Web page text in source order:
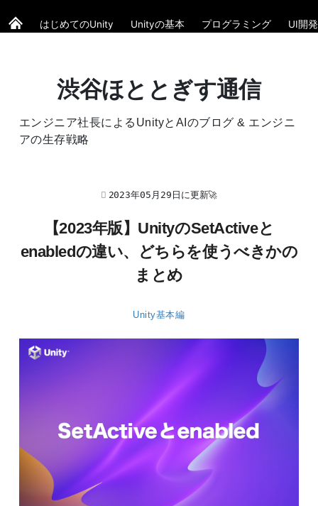
はじめてのUnity Unityの基本 プログラミング UI開発
渋谷ほととぎす通信
エンジニア社長によるUnityとAIのブログ & エンジニ
アの生存戦略
2023年05月29日に更新🚀
【2023年版】UnityのSetActiveと
enabledの違い、どちらを使うべきかの
まとめ
Unity基本編